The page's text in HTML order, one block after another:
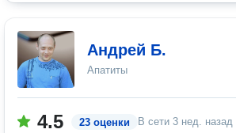
Андрей Б.
Апатиты
4.5 23 оценки В сети 3 нед. назад